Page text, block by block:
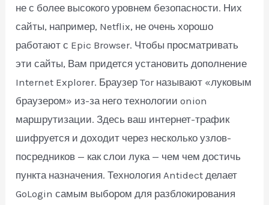
не с более высокого уровнем безопасности. Них
сайты, например, Netflix, не очень хорошо
работают с Epic Browser. Чтобы просматривать
эти сайты, Вам придется установить дополнение
Internet Explorer. Браузер Tor называют «луковым
браузером» из-за него технологии onion
маршрутизации. Здесь ваш интернет-трафик
шифруется и доходит через несколько узлов-
посредников — как слои лука — чем чем достичь
пункта назначения. Технология Antidect делает
GoLogin самым выбором для разблокирования